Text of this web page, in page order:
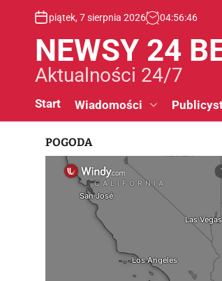
piątek, 7 sierpnia 2026 04:56:47
NEWSY 24
Aktualności 24/7
Start Wiadomości
POGODA